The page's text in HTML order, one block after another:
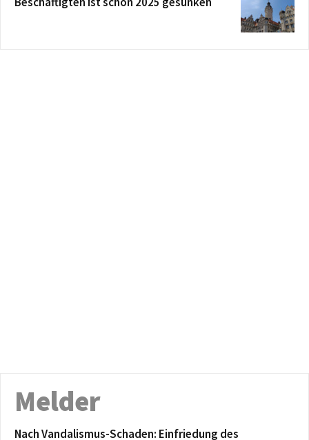
Melder
Nach Vandalismus-Schaden: Einfriedung des